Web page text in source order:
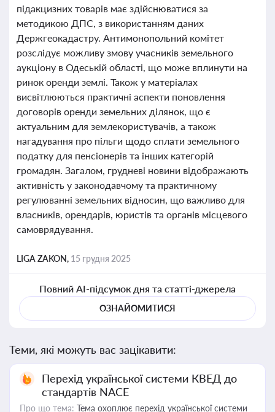
підакцизних товарів має здійснюватися за
методикою ДПС, з використанням даних
Держгеокадастру. Антимонопольний комітет
розслідує можливу змову учасників земельного
аукціону в Одеській області, що може вплинути на
ринок оренди землі. Також у матеріалах
висвітлюються практичні аспекти поновлення
договорів оренди земельних ділянок, що є
актуальним для землекористувачів, а також
нагадування про пільги щодо сплати земельного
податку для пенсіонерів та інших категорій
громадян. Загалом, грудневі новини відображають
активність у законодавчому та практичному
регулюванні земельних відносин, що важливо для
власників, орендарів, юристів та органів місцевого
самоврядування.
LIGA ZAKON, 15 грудня 2025
Повний AI-підсумок дня та статті-джерела
ОЗНАЙОМИТИСЯ
Теми, які можуть вас зацікавити:
Перехід української системи КВЕД до
стандартів NACE
Про що тема: Тема охоплює перехід української системи